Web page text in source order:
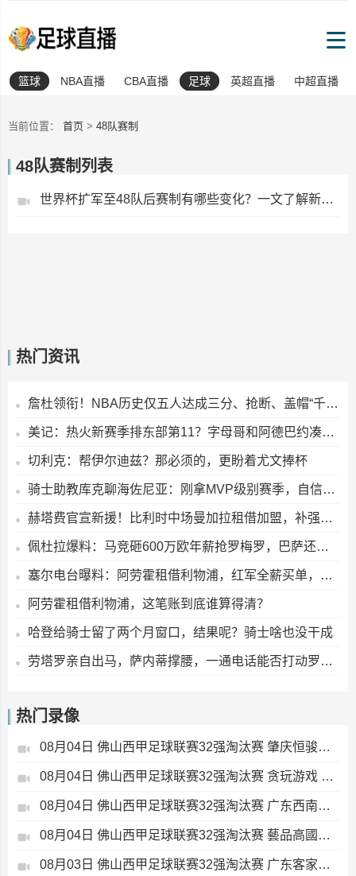
篮球 NBA直播 CBA直播 足球 英超直播 中超直播
当前位置： 首页 > 48队赛制
48队赛制列表
世界杯扩军至48队后赛制有哪些变化？一文了解新赛制
热门资讯
詹杜领衔！NBA历史仅五人达成三分、抢断、盖帽“千级”里程碑
美记：热火新赛季排东部第11？字母哥和阿德巴约凑一块儿，真能行吗？
切利克：帮伊尔迪兹？那必须的，更盼着尤文捧杯
骑士助教库克聊海佐尼亚：刚拿MVP级别赛季，自信心爆棚；米切尔和莫布利的化学反应还在打磨
赫塔费官宣新援！比利时中场曼加拉租借加盟，补强中场拼图
佩杜拉爆料：马竞砸600万欧年薪抢罗梅罗，巴萨还在观望？
塞尔电台曝料：阿劳霍租借利物浦，红军全薪买单，还藏着买断选项？
阿劳霍租借利物浦，这笔账到底谁算得清？
哈登给骑士留了两个月窗口，结果呢？骑士啥也没干成
劳塔罗亲自出马，萨内蒂撑腰，一通电话能否打动罗梅罗？
热门录像
08月04日 佛山西甲足球联赛32强淘汰赛 肇庆恒骏成 VS 三七互娱 全场录像
08月04日 佛山西甲足球联赛32强淘汰赛 贪玩游戏 VS 美的薪火 全场录像
08月04日 佛山西甲足球联赛32强淘汰赛 广东西南建设 VS 香港圣徒 全场录像
08月04日 佛山西甲足球联赛32强淘汰赛 藝品高國際 VS 湛江狂狼·粵辉能源 全场录像
08月03日 佛山西甲足球联赛32强淘汰赛 广东客家青年 VS 广州英华思力U17 全场录像